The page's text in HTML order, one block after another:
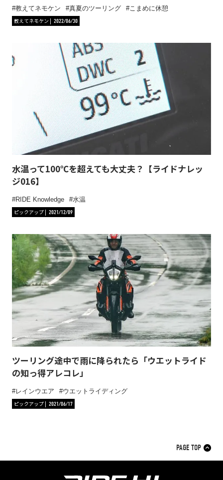
教えてネモケン 真夏のツーリング
こまめに休憩
教えてネモケン
2022/06/30
水温って100℃を超えても大丈夫？【ライドナレッ
ジ016】
RIDE Knowledge
水温
ピックアップ
2021/12/09
ツーリング途中で雨に降られたら「ウエットライド
の知っ得アレコレ」
レインウエア
ウエットライディング
ピックアップ
2021/06/17
PAGE TOP